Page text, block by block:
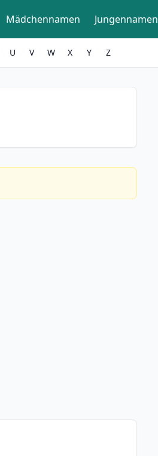
Mädchennamen Jungennamen
U V W X Y Z